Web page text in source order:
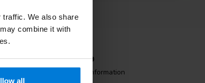
traffic. We also share
combine it with
all
Mein Konto
Benutzerkonto Information